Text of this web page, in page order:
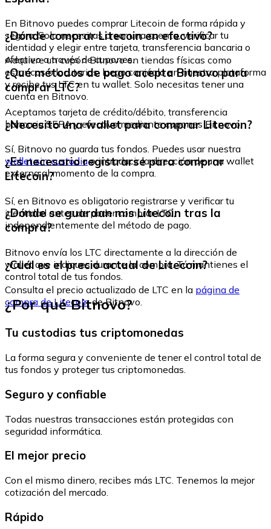
En Bitnovo puedes comprar Litecoin de forma rápida y
segura. Solo necesitas crear una cuenta, verificar tu
identidad y elegir entre tarjeta, transferencia bancaria o
efectivo a través de cupones.
¿Dónde comprar Litecoin en efectivo?
Adquiere un cupón Bitnovo en tiendas físicas como
estancos o locutorios, luego canjéalo en nuestra plataforma
y recibe tus LTC en tu wallet. Solo necesitas tener una
cuenta en Bitnovo.
¿Qué métodos de pago acepta Bitnovo para
comprar LTC?
Aceptamos tarjeta de crédito/débito, transferencia
bancaria SEPA y efectivo mediante cupones Bitnovo.
¿Necesito una wallet para comprar Litecoin?
Sí, Bitnovo no guarda tus fondos. Puedes usar nuestra
wallet sin custodiao introducir la dirección de una wallet
externa al momento de la compra.
¿Es necesario registrarse para comprar
Litecoin?
Sí, en Bitnovo es obligatorio registrarse y verificar tu
identidad antes de poder comprar LTC,
independientemente del método de pago.
¿Dónde se guardan mis Litecoin tras la
compra?
Bitnovo envía los LTC directamente a la dirección de
wallet que indiques durante la compra. Tú mantienes el
control total de tus fondos.
¿Cuál es el precio actual de Litecoin?
Consulta el precio actualizado de LTC en la página de
compra de Litecoinde Bitnovo.
¿Por qué Bitnovo?
Tu custodias tus criptomonedas
La forma segura y conveniente de tener el control total de
tus fondos y proteger tus criptomonedas.
Seguro y confiable
Todas nuestras transacciones están protegidas con
seguridad informática.
El mejor precio
Con el mismo dinero, recibes más LTC. Tenemos la mejor
cotización del mercado.
Rápido